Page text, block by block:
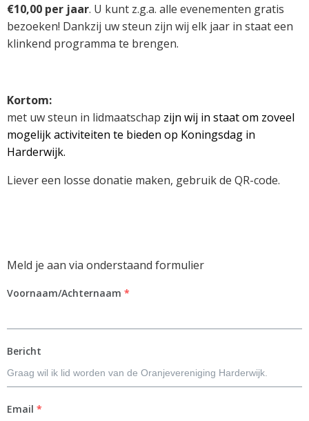
€10,00 per jaar. U kunt z.g.a. alle evenementen gratis
bezoeken! Dankzij uw steun zijn wij elk jaar in staat een
klinkend programma te brengen.
Kortom:
met uw steun in lidmaatschap zijn wij in staat om zoveel
mogelijk activiteiten te bieden op Koningsdag in
Harderwijk.
Liever een losse donatie maken, gebruik de QR-code.
Meld je aan via onderstaand formulier
Voornaam/Achternaam *
Bericht
Email *